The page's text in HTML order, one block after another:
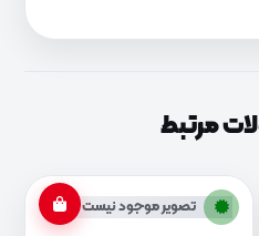
مرتبط
تصویر موجود نیست